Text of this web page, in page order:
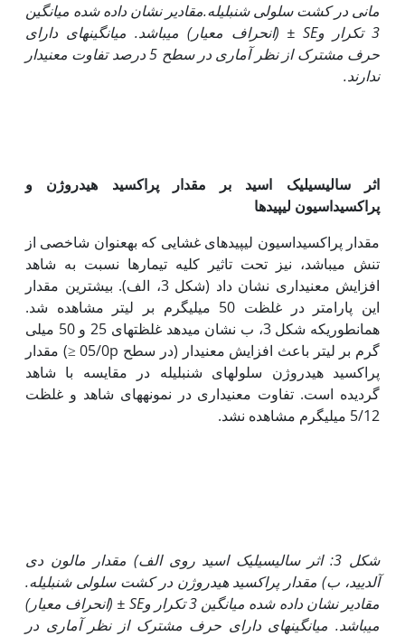
مانی در کشت سلولی شنبلیله.مقادیر نشان داده شده میانگین
3 تکرار
وSE
± (انحراف معیار) می‏باشد. میانگین‏های دارای
حرف مشترک از نظر آماری در سطح 5 درصد تفاوت معنی‏دار
ندارند.
اثر سالیسیلیک اسید بر مقدارپراکسید هیدروژن و
پراکسیداسیون لیپیدها
مقدار پراکسیداسیون لیپیدهای غشایی که به‏عنوان شاخصی از
تنش می‏باشد، نیز تحت تاثیر کلیه تیمارها نسبت به شاهد
افزایش معنی‏داری نشان داد (شکل 3، الف). بیشترین مقدار
این پارامتر در غلظت 50 میلی‏گرم بر لیتر مشاهده شد.
همانطوری‏که شکل 3، ب نشان می‏دهد غلظت‏های 25 و 50 میلی
گرم بر لیتر باعث افزایش معنی‏دار (در سطح 05/0p ≤) مقدار
پراکسید هیدروژن سلول‏های شنبلیله در مقایسه با شاهد
گردیده است. تفاوت معنی‏داری در نمونه‏های شاهد و غلظت
5/12 میلی‏گرم مشاهده نشد.
شکل 3: اثر سالیسیلیک اسید روی الف) مقدار
مالون دی
آلدیید، ب) مقدار پراکسید هیدروژن در کشت سلولی شنبلیله.
مقادیر نشان داده شده میانگین 3 تکرار
وSE
± (انحراف معیار)
می‏باشد. میانگین‏های دارای حرف مشترک از نظر آماری در